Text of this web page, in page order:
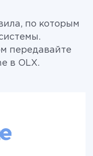
по которым
передавайте
в OLX.